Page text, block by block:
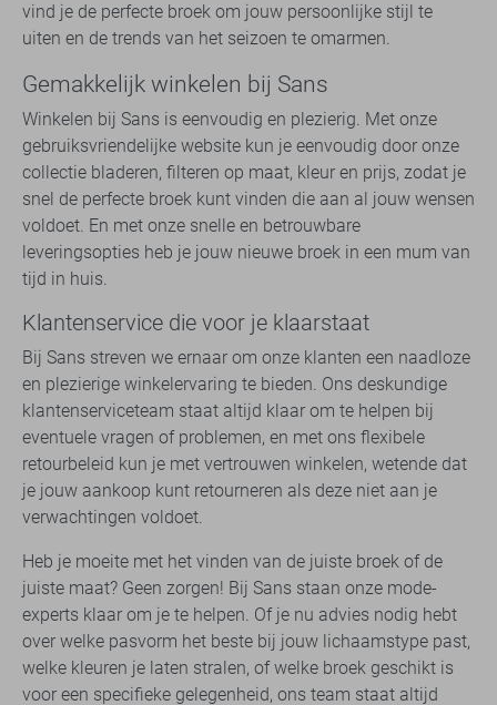
vind je de perfecte broek om jouw persoonlijke stijl te
uiten en de trends van het seizoen te omarmen.
Gemakkelijk winkelen bij Sans
Winkelen bij Sans is eenvoudig en plezierig. Met onze
gebruiksvriendelijke website kun je eenvoudig door onze
collectie bladeren, filteren op maat, kleur en prijs, zodat je
snel de perfecte broek kunt vinden die aan al jouw wensen
voldoet. En met onze snelle en betrouwbare
leveringsopties heb je jouw nieuwe broek in een mum van
tijd in huis.
Klantenservice die voor je klaarstaat
Bij Sans streven we ernaar om onze klanten een naadloze
en plezierige winkelervaring te bieden. Ons deskundige
klantenserviceteam staat altijd klaar om te helpen bij
eventuele vragen of problemen, en met ons flexibele
retourbeleid kun je met vertrouwen winkelen, wetende dat
je jouw aankoop kunt retourneren als deze niet aan je
verwachtingen voldoet.
Heb je moeite met het vinden van de juiste broek of de
juiste maat? Geen zorgen! Bij Sans staan onze mode-
experts klaar om je te helpen. Of je nu advies nodig hebt
over welke pasvorm het beste bij jouw lichaamstype past,
welke kleuren je laten stralen, of welke broek geschikt is
voor een specifieke gelegenheid, ons team staat altijd